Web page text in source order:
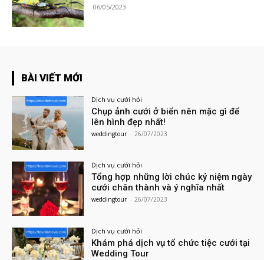
06/05/2023
BÀI VIẾT MỚI
Dịch vụ cưới hỏi
Chụp ảnh cưới ở biển nên mặc gì để
lên hình đẹp nhất!
weddingtour - 26/07/2023
Dịch vụ cưới hỏi
Tổng hợp những lời chúc kỷ niệm ngày
cưới chân thành và ý nghĩa nhất
weddingtour - 26/07/2023
Dịch vụ cưới hỏi
Khám phá dịch vụ tổ chức tiệc cưới tại
Wedding Tour